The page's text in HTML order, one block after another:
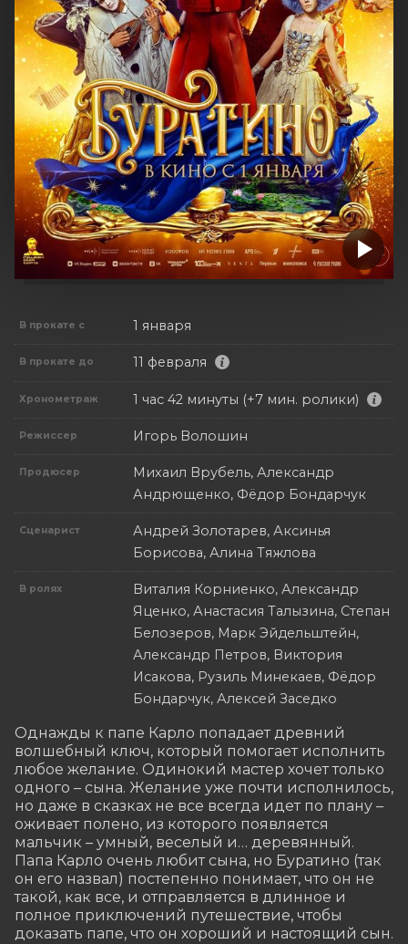
В прокате с 1 января
В прокате до 11 февраля
Хронометраж 1 час 42 минуты (+7 мин. ролики)
Режиссер Игорь Волошин
Продюсер
Михаил Врубель, Александр
Андрющенко, Фёдор Бондарчук
Сценарист
Андрей Золотарев, Аксинья
Борисова, Алина Тяжлова
В ролях
Виталия Корниенко, Александр
Яценко, Анастасия Талызина, Степан
Белозеров, Марк Эйдельштейн,
Александр Петров, Виктория
Исакова, Рузиль Минекаев, Фёдор
Бондарчук, Алексей Заседко
Однажды к папе Карло попадает древний
волшебный ключ, который помогает исполнить
любое желание. Одинокий мастер хочет только
одного – сына. Желание уже почти исполнилось,
но даже в сказках не все всегда идет по плану –
оживает полено, из которого появляется
мальчик – умный, веселый и… деревянный.
Папа Карло очень любит сына, но Буратино (так
он его назвал) постепенно понимает, что он не
такой, как все, и отправляется в длинное и
полное приключений путешествие, чтобы
доказать папе, что он хороший и настоящий сын.